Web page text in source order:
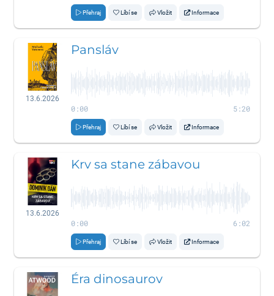
Přehraj Líbí se Vložit Informace
13.6.2026
Pansláv
0:00 5:20
Přehraj Líbí se Vložit Informace
13.6.2026
Krv sa stane zábavou
0:00 6:02
Přehraj Líbí se Vložit Informace
Éra dinosaurov